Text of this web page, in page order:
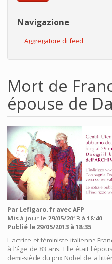
Navigazione
Aggregatore di feed
Mort de
épouse de
Par Lefigaro.fr avec AFP
Mis à jour le 29/05/2013 à 18:40
Publié le 29/05/2013 à 18:35
L'actrice et féministe italienne
à l'âge de 83 ans. Elle était
demi-siècle du prix Nobel de la